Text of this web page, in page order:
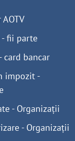
- fii parte
card bancar
impozit -
- Organizații
- Organizații